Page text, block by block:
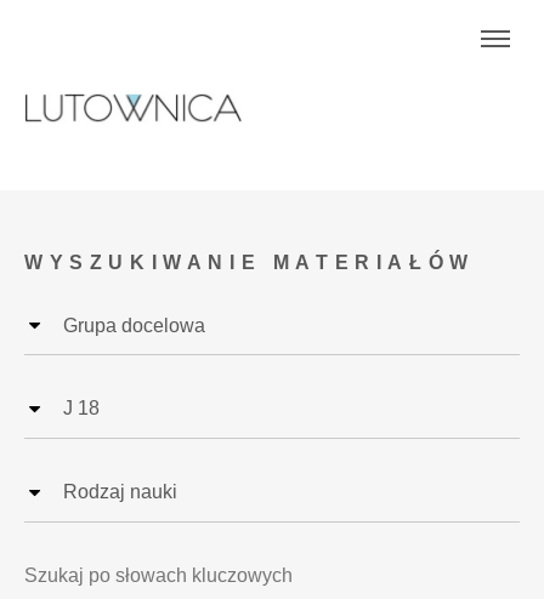
WYSZUKIWANIE MATERIAŁÓW